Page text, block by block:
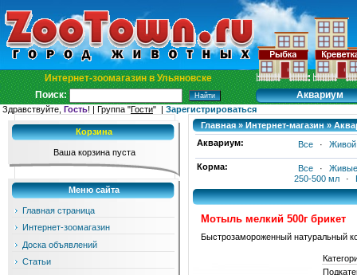
Интернет-зоомагазин в Ульяновске
Поиск:
Аквариум
Здравствуйте, Гость! | Группа "Гости" | Зарегистрироваться
Корзина
Ваша корзина пуста
Меню сайта
Главная страница
Интернет-зоомагазин
Доска объявлений
Статьи
Главная » Интернет-магазин »
Аквариум:
Все · Живой
Корма: Все ·
250-500 мл
·
Мотыль мелкий 500г брикет
Быстрозамороженный натуральный